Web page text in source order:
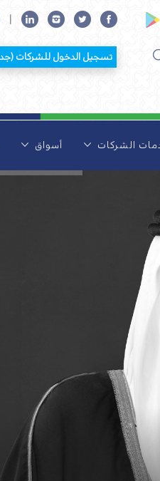
تسجيل الدخول للشركات (جديد)
الشركات أسواق